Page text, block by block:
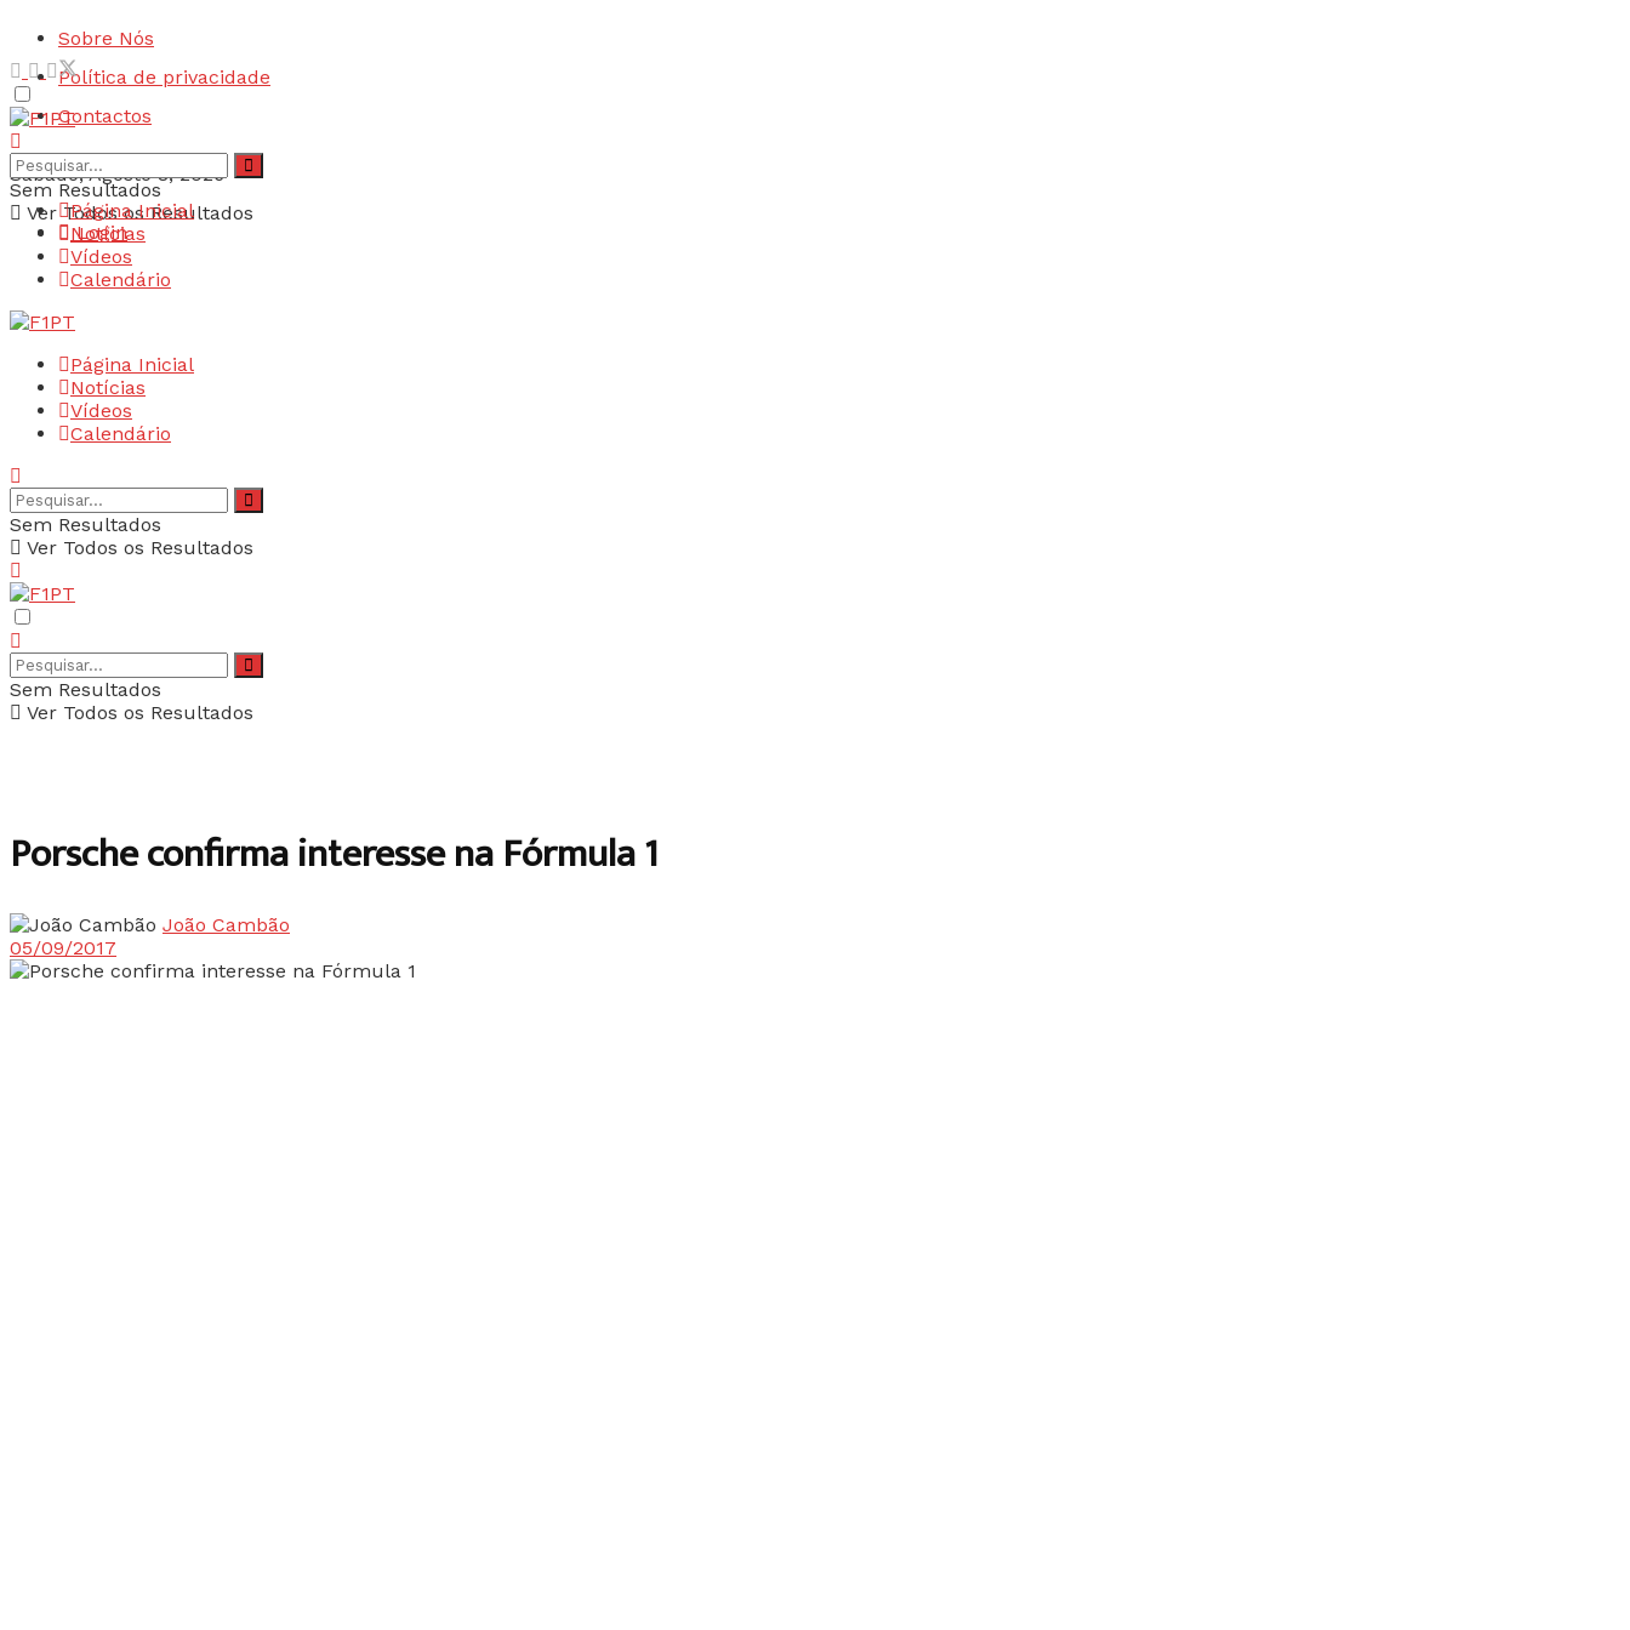
Sobre Nós
Política de privacidade
Contactos
Sábado, Agosto 8, 2026
Login
Sem Resultados
Ver Todos os Resultados
Página Inicial
Notícias
Vídeos
Calendário
Página Inicial
Notícias
Vídeos
Calendário
Sem Resultados
Ver Todos os Resultados
Sem Resultados
Ver Todos os Resultados
Porsche confirma interesse na Fórmula 1
João Cambão
05/09/2017